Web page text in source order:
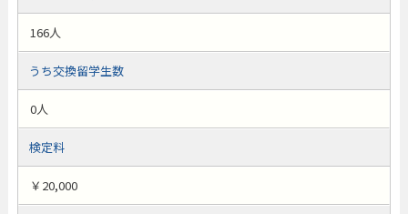
166人
うち交換留学生数
0人
検定料
￥20,000